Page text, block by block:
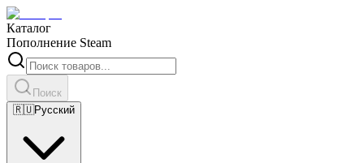
Каталог
Пополнение Steam
Поиск
🇷🇺Русский